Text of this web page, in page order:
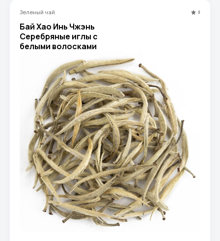
Зеленый чай 5
Бай Хао Инь Чжэнь
Серебряные иглы с
белыми волосками